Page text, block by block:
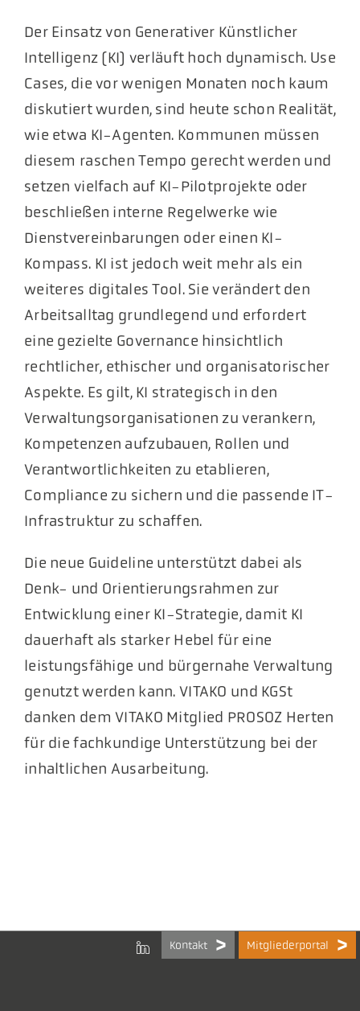
Der Einsatz von Generativer Künstlicher
Intelligenz (KI) verläuft hoch dynamisch. Use
Cases, die vor wenigen Monaten noch kaum
diskutiert wurden, sind heute schon Realität,
wie etwa KI-Agenten. Kommunen müssen
diesem raschen Tempo gerecht werden und
setzen vielfach auf KI-Pilotprojekte oder
beschließen interne Regelwerke wie
Dienstvereinbarungen oder einen KI-
Kompass. KI ist jedoch weit mehr als ein
weiteres digitales Tool. Sie verändert den
Arbeitsalltag grundlegend und erfordert
eine gezielte Governance hinsichtlich
rechtlicher, ethischer und organisatorischer
Aspekte. Es gilt, KI strategisch in den
Verwaltungsorganisationen zu verankern,
Kompetenzen aufzubauen, Rollen und
Verantwortlichkeiten zu etablieren,
Compliance zu sichern und die passende IT-
Infrastruktur zu schaffen.
Die neue Guideline unterstützt dabei als
Denk- und Orientierungsrahmen zur
Entwicklung einer KI-Strategie, damit KI
dauerhaft als starker Hebel für eine
leistungsfähige und bürgernahe Verwaltung
genutzt werden kann. VITAKO und KGSt
danken dem VITAKO Mitglied PROSOZ Herten
für die fachkundige Unterstützung bei der
inhaltlichen Ausarbeitung.
Kontakt Mitgliederportal